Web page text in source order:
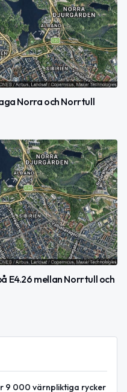
Norra och Norrtull
E4.26 mellan Norrtull och
9 000 värnpliktiga rycker